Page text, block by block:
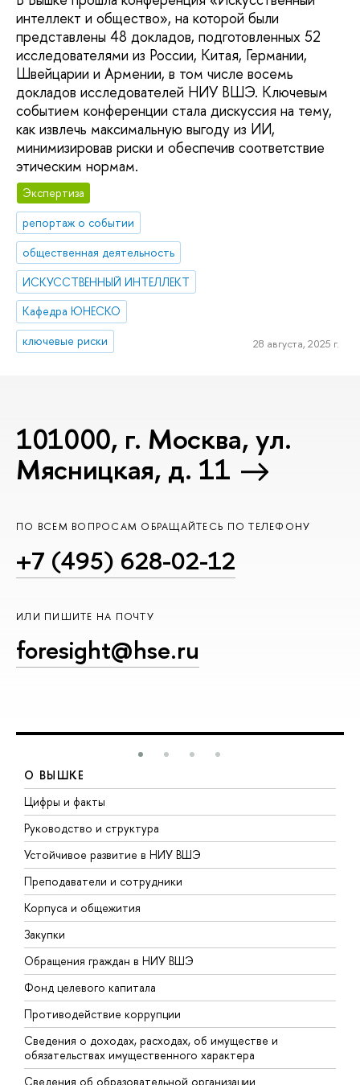
интеллект и общество», на которой были
представлены 48 докладов, подготовленных 52
исследователями из России, Китая, Германии,
Швейцарии и Армении, в том числе восемь
докладов исследователей НИУ ВШЭ. Ключевым
событием конференции стала дискуссия на тему,
как извлечь максимальную выгоду из ИИ,
минимизировав риски и обеспечив соответствие
этическим нормам.
Экспертиза
репортаж о событии
общественная деятельность
ИСКУССТВЕННЫЙ ИНТЕЛЛЕКТ
Кафедра ЮНЕСКО
ключевые риски
28 августа, 2025 г.
101000, г. Москва, ул.
Мясницкая, д. 11
ПО ВСЕМ ВОПРОСАМ ОБРАЩАЙТЕСЬ ПО ТЕЛЕФОНУ
+7 (495) 628-02-12
ИЛИ ПИШИТЕ НА ПОЧТУ
foresight@hse.ru
О ВЫШКЕ
Цифры и факты
Руководство и структура
Устойчивое развитие в НИУ ВШЭ
Преподаватели и сотрудники
Корпуса и общежития
Закупки
Обращения граждан в НИУ ВШЭ
Фонд целевого капитала
Противодействие коррупции
Сведения о доходах, расходах, об имуществе и
обязательствах имущественного характера
Сведения об образовательной организации